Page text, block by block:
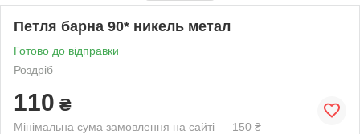
Петля барна 90* никель метал
Готово до відправки
Роздріб
110 ₴
Мінімальна сума замовлення на сайті — 150 ₴